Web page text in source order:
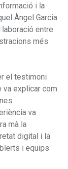
i la
Àngel Garcia
entre
més
el testimoni
va explicar com
va
mà la
digital i la
i equips